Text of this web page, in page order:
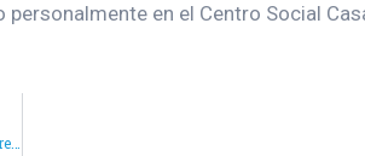
personalmente en el Centro Social
Formación gratuita para padres y madres de Aspe sobre las tecnologías de la comunicación y las redes sociales